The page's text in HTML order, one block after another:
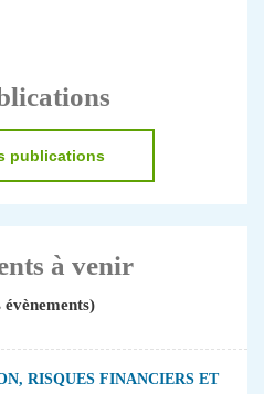
publications
à venir
évènements)
RISQUES FINANCIERS ET